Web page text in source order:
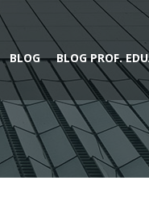
BLOG BLOG PROF.